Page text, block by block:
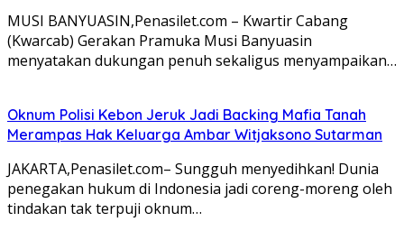
MUSI BANYUASIN,Penasilet.com – Kwartir Cabang
(Kwarcab) Gerakan Pramuka Musi Banyuasin
menyatakan dukungan penuh sekaligus menyampaikan…
Oknum Polisi Kebon Jeruk Jadi Backing Mafia Tanah
Merampas Hak Keluarga Ambar Witjaksono Sutarman
JAKARTA,Penasilet.com– Sungguh menyedihkan! Dunia
penegakan hukum di Indonesia jadi coreng-moreng oleh
tindakan tak terpuji oknum…